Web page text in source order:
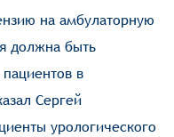
на амбулаторную
должна быть
в
Сергей
урологического